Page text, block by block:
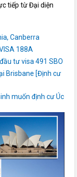
tiếp từ Đại diện
Canberra
188A
tư visa 491 SBO
Brisbane [Định cư
muốn định cư Úc